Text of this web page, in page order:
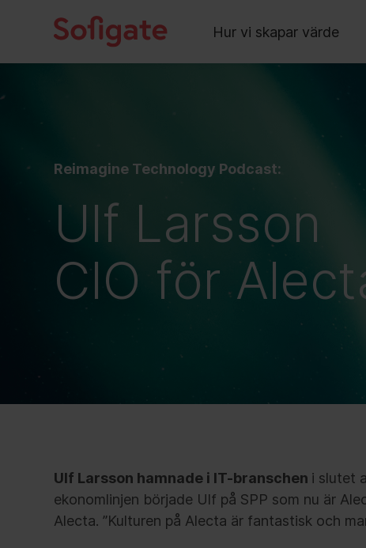
Main
Hur vi skapar värde
Reimagine Technology Podcast:
Ulf Larsson
CIO för
Ulf Larsson hamnade i IT-branschen i slutet
ekonomlinjen började Ulf på SPP som nu är
Alecta. ”Kulturen på Alecta är fantastisk och